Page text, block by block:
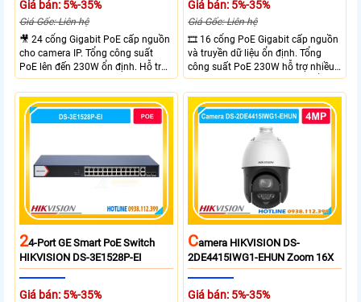
Giá bán: 5%-35%
Giá Gốc: Liên hệ
🎥 24 cổng Gigabit PoE cấp nguồn
cho camera IP. Tổng công suất
PoE lên đến 230W ổn định. Hỗ trợ
truyền PoE xa đến 300 mét. Băng
thông chuyển mạch đạt 68 Gbps
mạnh mẽ.
Giá bán: 5%-35%
Giá Gốc: Liên hệ
🎞 16 cổng PoE Gigabit cấp nguồn
và truyền dữ liệu ổn định. Tổng
công suất PoE 230W hỗ trợ nhiều
thiết bị cùng lúc. Tốc độ chuyển
mạch 68Gbps đảm bảo hiệu suất
cao ổn định. Hỗ trợ truyền PoE xa
lên đến 300m cho hệ thống
24-Port GE Smart PoE Switch
HIKVISION DS-3E1528P-EI
Giá bán: 5%-35%
CAmera HIKVISION DS-
2DE4415IWG1-EHUN Zoom 16X
Giá bán: 5%-35%